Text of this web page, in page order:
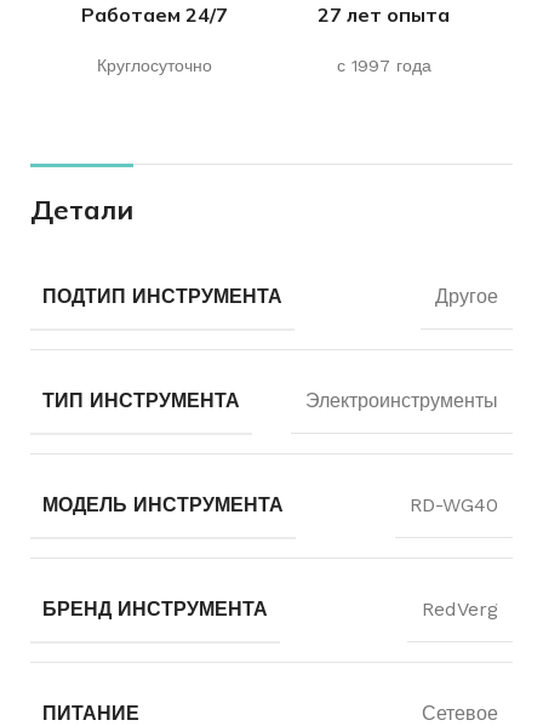
Работаем 24/7
Круглосуточно
27 лет опыта
с 1997 года
Детали
ПОДТИП ИНСТРУМЕНТА Другое
ТИП ИНСТРУМЕНТА Электроинструменты
МОДЕЛЬ ИНСТРУМЕНТА RD-WG40
БРЕНД ИНСТРУМЕНТА RedVerg
ПИТАНИЕ Сетевое